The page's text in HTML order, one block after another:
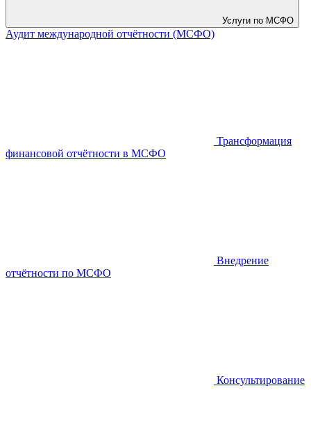
Услуги по МСФО
Аудит международной отчётности (МСФО)
Трансформация
финансовой отчётности в МСФО
Внедрение
отчётности по МСФО
Консультирование